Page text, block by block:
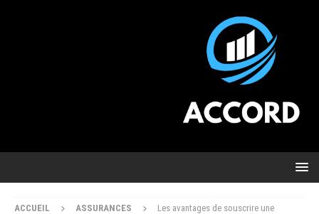
ACCUEIL ASSURANCES
Les avantages de souscrire une